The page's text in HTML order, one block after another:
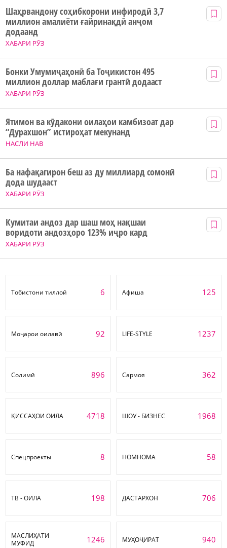
ХАБАРИ РӮЗ
Шаҳрвандону соҳибкорони инфиродӣ 3,7
миллион амалиёти ғайринақдӣ анҷом
додаанд
ХАБАРИ РӮЗ
Бонки Умумиҷаҳонӣ ба Тоҷикистон 495
миллион доллар маблағи грантӣ додааст
НАСЛИ НАВ
Ятимон ва кӯдакони оилаҳои камбизоат дар
“Дурахшон” истироҳат мекунанд
ХАБАРИ РӮЗ
Ба нафақагирон беш аз ду миллиард сомонӣ
дода шудааст
ХАБАРИ РӮЗ
Кумитаи андоз дар шаш моҳ нақшаи
воридоти андозҳоро 123% иҷро кард
Тобистони тиллоӣ 6 Афиша 125
Моҷарои оилавӣ 92 LIFE-STYLE 1237
Солимӣ 896 Сармоя 362
ҚИССАҲОИ ОИЛА 4718 ШОУ - БИЗНЕС 1968
Спецпроекты 8 НОМНОМА 58
ТВ - ОИЛА 198 ДАСТАРХОН 706
МАСЛИҲАТИ
МУФИД
1246 МУҲОҶИРАТ 940